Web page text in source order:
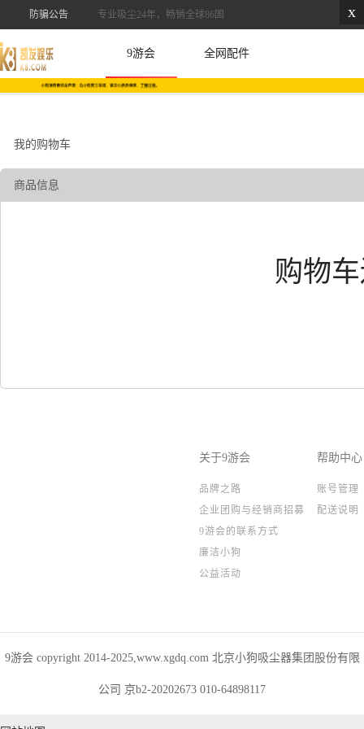
x
防骗公告 专业吸尘24年，畅销全球86国
9游会 全网配件
我的购物车
商品信息
购物
关于9游会
品牌之路
企业团购与经销商招募
9游会的联系方式
廉洁小狗
公益活动
帮助中心
账号管理
配送说明
9游会 copyright 2014-2025,www.xgdq.com 北京小狗吸尘器集团股份有限
公司 京b2-20202673 010-64898117